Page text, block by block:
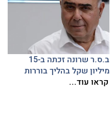
ב.ס.ר שרונה זכתה ב-15
מיליון שקל בהליך בוררות
קראו עוד...